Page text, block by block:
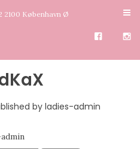
2100 København Ø
byladies-admin